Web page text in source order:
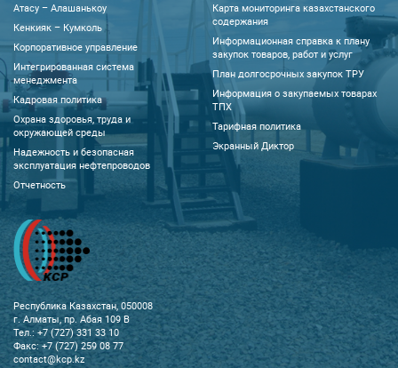
Атасу – Алашанькоу
Кенкияк – Кумколь
Корпоративное управление
Интегрированная система
менеджмента
Кадровая политика
Охрана здоровья, труда и
окружающей среды
Надежность и безопасная
эксплуатация нефтепроводов
Отчетность
Карта мониторинга казахстанского
содержания
Информационная справка к плану
закупок товаров, работ и услуг
План долгосрочных закупок ТРУ
Информация о закупаемых товарах
ТПХ
Тарифная политика
Экранный Диктор
Республика Казахстан, 050008
г. Алматы, пр. Абая 109 В
Тел.: +7 (727) 331 33 10
Факс: +7 (727) 259 08 77
contact@kcp.kz